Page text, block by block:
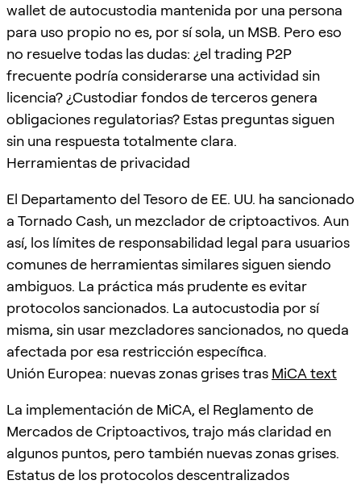
wallet de autocustodia mantenida por una persona
para uso propio no es, por sí sola, un MSB. Pero eso
no resuelve todas las dudas: ¿el trading P2P
frecuente podría considerarse una actividad sin
licencia? ¿Custodiar fondos de terceros genera
obligaciones regulatorias? Estas preguntas siguen
sin una respuesta totalmente clara.
Herramientas de privacidad
El Departamento del Tesoro de EE. UU. ha sancionado
a Tornado Cash, un mezclador de criptoactivos. Aun
así, los límites de responsabilidad legal para usuarios
comunes de herramientas similares siguen siendo
ambiguos. La práctica más prudente es evitar
protocolos sancionados. La autocustodia por sí
misma, sin usar mezcladores sancionados, no queda
afectada por esa restricción específica.
Unión Europea: nuevas zonas grises tras MiCA text
La implementación de MiCA, el Reglamento de
Mercados de Criptoactivos, trajo más claridad en
algunos puntos, pero también nuevas zonas grises.
Estatus de los protocolos descentralizados